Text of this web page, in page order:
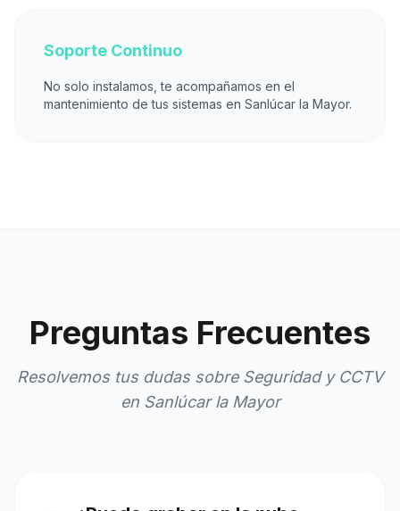
Soporte Continuo
No solo instalamos, te acompañamos en el
mantenimiento de tus sistemas en Sanlúcar la Mayor.
Preguntas Frecuentes
Resolvemos tus dudas sobre Seguridad y CCTV
en Sanlúcar la Mayor